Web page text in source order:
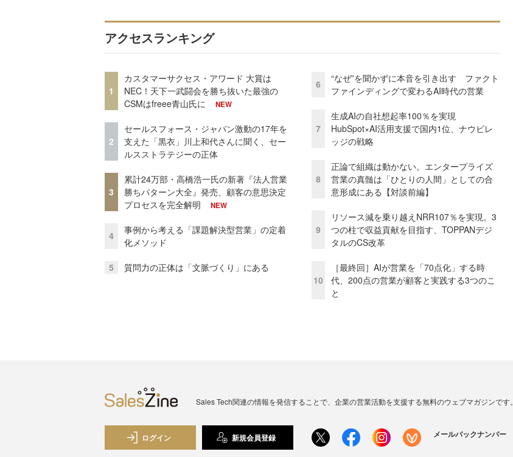
アクセスランキング
1
カスタマーサクセス・アワード 大賞は
NEC！天下一武闘会を勝ち抜いた最強の
CSMはfreee青山氏に
NEW
2
セールスフォース・ジャパン激動の17年を
支えた「黒衣」川上和代さんに聞く、セー
ルスストラテジーの正体
3
累計24万部・高橋浩一氏の新著『法人営業
勝ちパターン大全』発売、顧客の意思決定
プロセスを完全解明
NEW
4
事例から考える「課題解決型営業」の定着
化メソッド
5 質問力の正体は「文脈づくり」にある
6
“なぜ”を聞かずに本音を引き出す ファクト
ファインディングで変わるAI時代の営業
7
生成AIの自社想起率100％を実現
HubSpot×AI活用支援で国内1位、ナウビレ
ッジの戦略
8
正論で組織は動かない。エンタープライズ
営業の真髄は「ひとりの人間」としての合
意形成にある【対談前編】
9
リソース減を乗り越えNRR107％を実現。3
つの柱で収益貢献を目指す、TOPPANデジ
タルのCS改革
10
［最終回］AIが営業を「70点化」する時
代、200点の営業が顧客と実践する3つのこ
と
Sales Tech関連の情報を発信することで、企業の営業活動を支援する無料のウェブマガジンです。
ログイン 新規会員登録 メールバックナンバー